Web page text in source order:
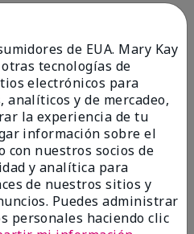
útil esta
emollient
de EUA. Mary Kay
tecnologías de
electrónicos para
y de mercadeo,
la experiencia de tu
información sobre el
con nuestros socios de
y analítica para
de nuestros sitios y
Puedes administrar
personales haciendo clic